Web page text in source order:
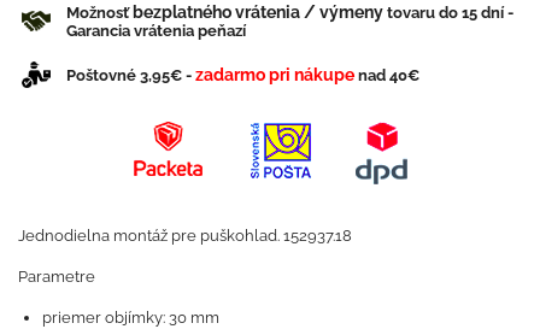
Možnosťbezplatného vrátenia / výmeny tovaru do 15 dní -
Garancia vrátenia peňazí
Poštovné 3,95€ - zadarmo pri nákupe nad 40€
Jednodielna montáž pre puškohlad. 152937.18
Parametre
priemer objímky: 30 mm